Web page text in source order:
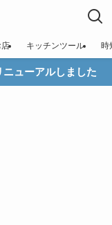
店 キッチンツール 時
ューアルしました